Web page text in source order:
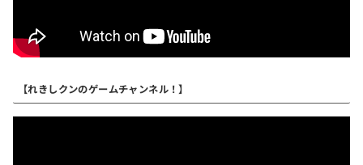
【れきしクンのゲームチャンネル！】